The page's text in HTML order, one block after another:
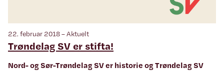
22. februar 2018 – Aktuelt
Trøndelag SV er stifta!
Nord- og Sør-Trøndelag SV er historie og Trøndelag SV